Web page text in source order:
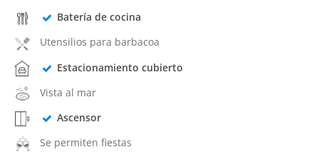
Batería de cocina
Utensilios para barbacoa
Estacionamiento cubierto
Vista al mar
Ascensor
Se permiten fiestas